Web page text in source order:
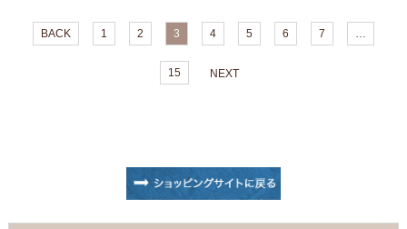
BACK 1 2 3 4 5 6 7 …
15 NEXT